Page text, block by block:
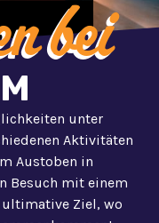
bei
unter
Aktivitäten
Austoben in
Besuch mit einem
ultimative Ziel, wo